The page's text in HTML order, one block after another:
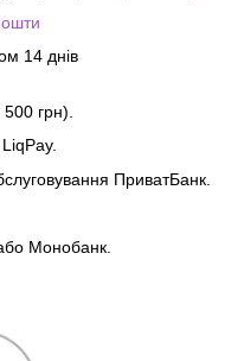
14 днів
грн).
ПриватБанк.
Монобанк.